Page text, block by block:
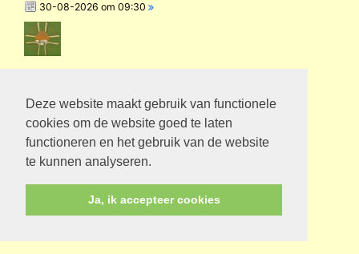
Deze website maakt gebruik van functionele
cookies om de website goed te laten
functioneren en het gebruik van de website
te kunnen analyseren.
Ja, ik accepteer cookies
30-08-2026 om 09:30